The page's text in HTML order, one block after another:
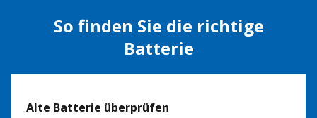
So finden Sie die richtige
Batterie
Alte Batterie überprüfen